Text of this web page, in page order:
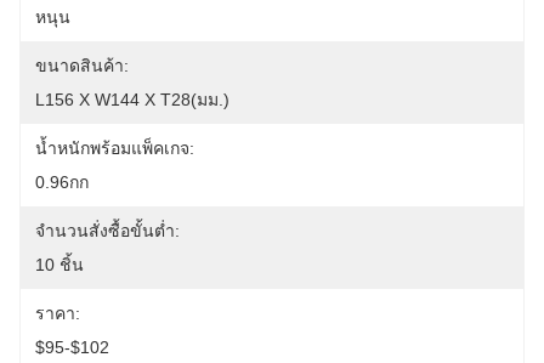
หนุน
ขนาดสินค้า:
L156 X W144 X T28(มม.)
น้ำหนักพร้อมแพ็คเกจ:
0.96กก
จำนวนสั่งซื้อขั้นต่ำ:
10 ชิ้น
ราคา:
$95-$102